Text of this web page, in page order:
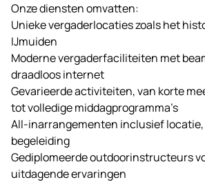
Onze diensten omvatten:
Unieke vergaderlocaties zoals het
IJmuiden
Moderne vergaderfaciliteiten met
draadloos internet
Gevarieerde activiteiten, van korte
tot volledige middagprogramma’s
All-inarrangementen inclusief
begeleiding
Gediplomeerde outdoorinstructeurs
uitdagende ervaringen